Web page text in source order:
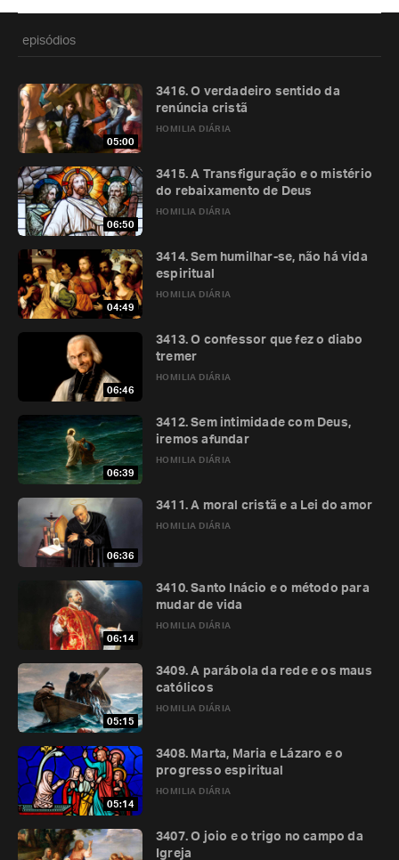
episódios
05:00
HOMILIA DIÁRIA
3416. O verdadeiro sentido da
renúncia cristã
06:50
HOMILIA DIÁRIA
3415. A Transfiguração e o mistério
do rebaixamento de Deus
04:49
HOMILIA DIÁRIA
3414. Sem humilhar-se, não há vida
espiritual
06:46
HOMILIA DIÁRIA
3413. O confessor que fez o diabo
tremer
06:39
HOMILIA DIÁRIA
3412. Sem intimidade com Deus,
iremos afundar
06:36
HOMILIA DIÁRIA
3411. A moral cristã e a Lei do amor
06:14
HOMILIA DIÁRIA
3410. Santo Inácio e o método para
mudar de vida
05:15
HOMILIA DIÁRIA
3409. A parábola da rede e os maus
católicos
05:14
HOMILIA DIÁRIA
3408. Marta, Maria e Lázaro e o
progresso espiritual
3407. O joio e o trigo no campo da
Igreja